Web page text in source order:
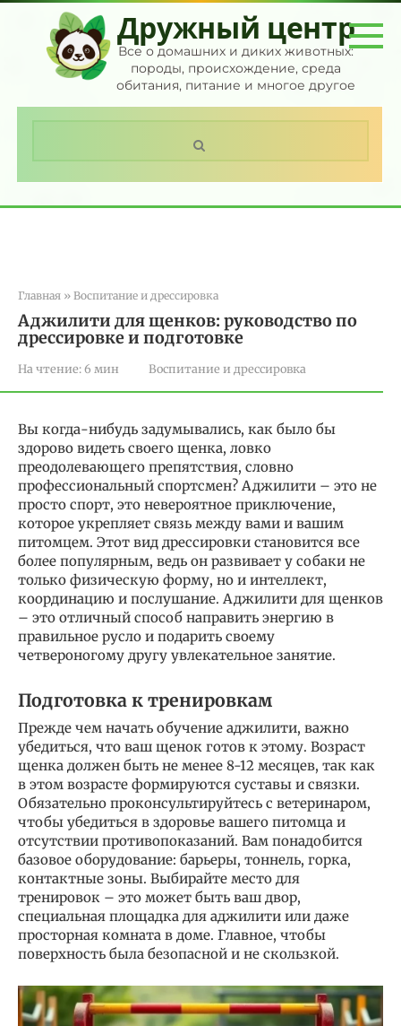
Перейти
контенту
Дружный центр
Все о домашних и диких животных:
породы, происхождение, среда
обитания, питание и многое другое
Главная » Воспитание и дрессировка
Аджилити для щенков: руководство по
дрессировке и подготовке
На чтение:6 мин Воспитание и дрессировка
Вы когда-нибудь задумывались, как было бы
здорово видеть своего щенка, ловко
преодолевающего препятствия, словно
профессиональный спортсмен? Аджилити – это не
просто спорт, это невероятное приключение,
которое укрепляет связь между вами и вашим
питомцем. Этот вид дрессировки становится все
более популярным, ведь он развивает у собаки не
только физическую форму, но и интеллект,
координацию и послушание. Аджилити для щенков
– это отличный способ направить энергию в
правильное русло и подарить своему
четвероногому другу увлекательное занятие.
Подготовка к тренировкам
Прежде чем начать обучение аджилити, важно
убедиться, что ваш щенок готов к этому. Возраст
щенка должен быть не менее 8-12 месяцев, так как
в этом возрасте формируются суставы и связки.
Обязательно проконсультируйтесь с ветеринаром,
чтобы убедиться в здоровье вашего питомца и
отсутствии противопоказаний. Вам понадобится
базовое оборудование: барьеры, тоннель, горка,
контактные зоны. Выбирайте место для
тренировок – это может быть ваш двор,
специальная площадка для аджилити или даже
просторная комната в доме. Главное, чтобы
поверхность была безопасной и не скользкой.